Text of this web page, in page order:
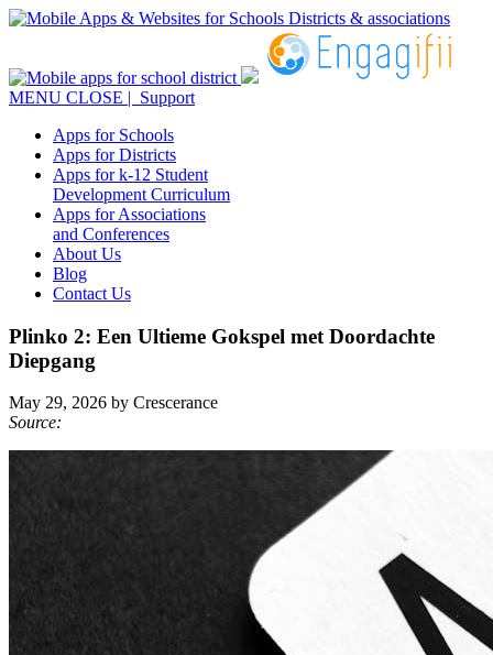
MENU CLOSE | Support
Apps for Schools
Apps for Districts
Apps for k-12 Student
Development Curriculum
Apps for Associations
and Conferences
About Us
Blog
Contact Us
Plinko 2: Een Ultieme Gokspel met Doordachte
Diepgang
May 29, 2026 by Crescerance
Source: